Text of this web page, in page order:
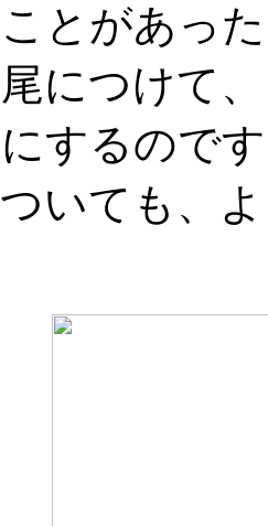
とがあっ
につけて
するので
いても、